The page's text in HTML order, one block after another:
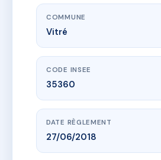
COMMUNE
Vitré
CODE INSEE
35360
DATE RÈGLEMENT
27/06/2018